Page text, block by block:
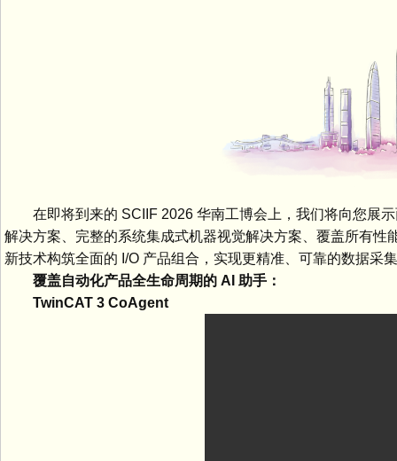
在即将到来的 SCIIF 2026 华南工博会上，我们将向您展示
解决方案、完整的系统集成式机器视觉解决方案、覆盖所有
新技术构筑全面的 I/O 产品组合，实现更精准、可靠的数据采
覆盖自动化产品全生命周期的 AI 助手：
TwinCAT 3 CoAgent